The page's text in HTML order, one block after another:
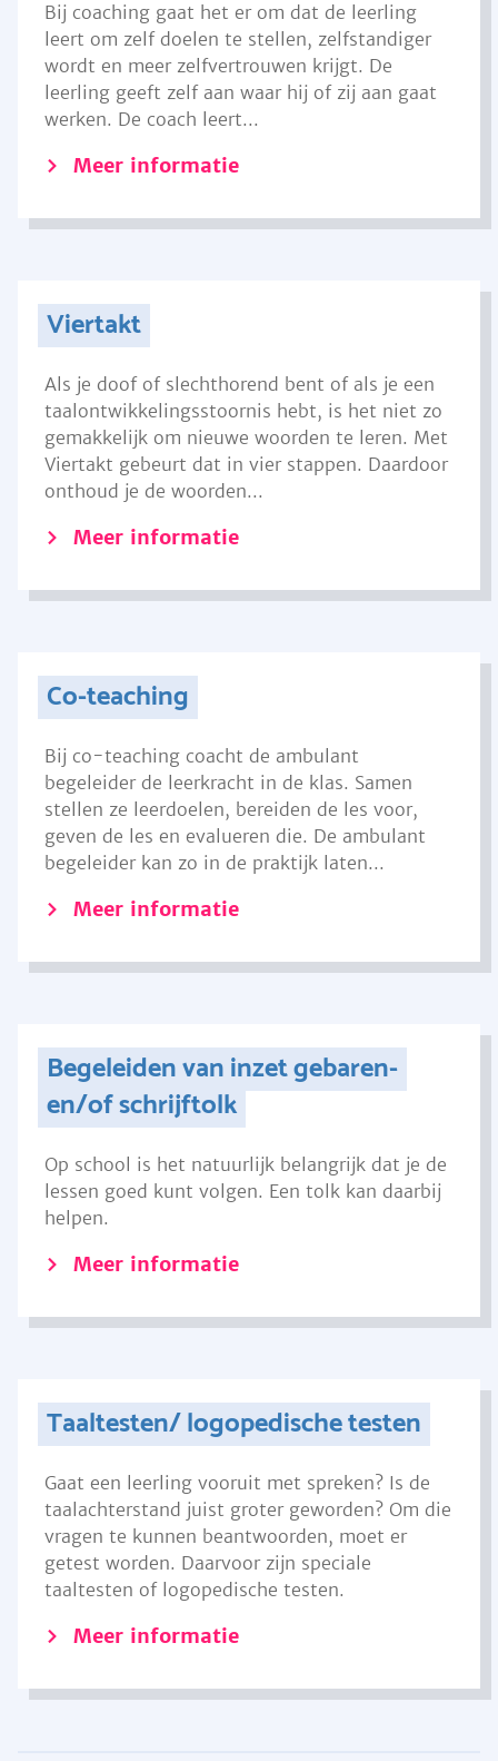
Bij coaching gaat het er om dat de leerling
leert om zelf doelen te stellen, zelfstandiger
wordt en meer zelfvertrouwen krijgt. De
leerling geeft zelf aan waar hij of zij aan gaat
werken. De coach leert...
Meer informatie
Viertakt
Als je doof of slechthorend bent of als je een
taalontwikkelingsstoornis hebt, is het niet zo
gemakkelijk om nieuwe woorden te leren. Met
Viertakt gebeurt dat in vier stappen. Daardoor
onthoud je de woorden...
Meer informatie
Co-teaching
Bij co-teaching coacht de ambulant
begeleider de leerkracht in de klas. Samen
stellen ze leerdoelen, bereiden de les voor,
geven de les en evalueren die. De ambulant
begeleider kan zo in de praktijk laten...
Meer informatie
Begeleiden van inzet gebaren-
en/of schrijftolk
Op school is het natuurlijk belangrijk dat je de
lessen goed kunt volgen. Een tolk kan daarbij
helpen.
Meer informatie
Taaltesten/ logopedische testen
Gaat een leerling vooruit met spreken? Is de
taalachterstand juist groter geworden? Om die
vragen te kunnen beantwoorden, moet er
getest worden. Daarvoor zijn speciale
taaltesten of logopedische testen.
Meer informatie